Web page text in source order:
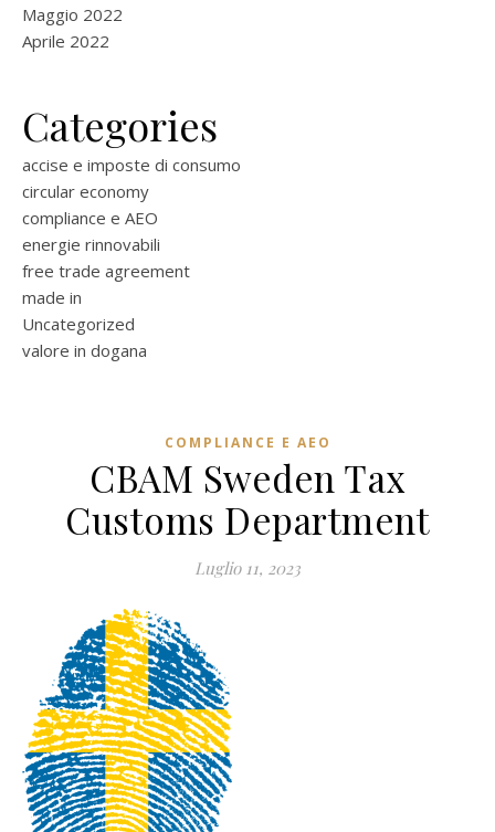
Maggio 2022
Aprile 2022
Categories
accise e imposte di consumo
circular economy
compliance e AEO
energie rinnovabili
free trade agreement
made in
Uncategorized
valore in dogana
COMPLIANCE E AEO
CBAM Sweden Tax
Customs Department
Luglio 11, 2023